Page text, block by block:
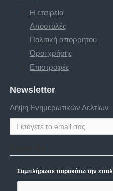
Η εταιρεία
Αποστολές
Πολιτική απορρήτου
Όροι χρήσης
Επιστροφές
Newsletter
Λήψη Ενημερωτικών Δελτίων
Συμπλήρωσε παρακάτω την